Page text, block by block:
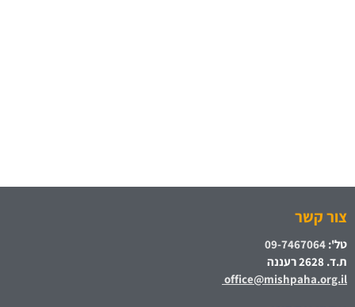
צור קשר
טל': 09-7467064
ת.ד. 2628 רעננה
office@mishpaha.org.il